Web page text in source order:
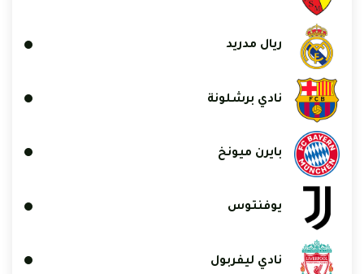
ريال مدريد
نادي برشلونة
بايرن ميونخ
يوفنتوس
نادي ليفربول